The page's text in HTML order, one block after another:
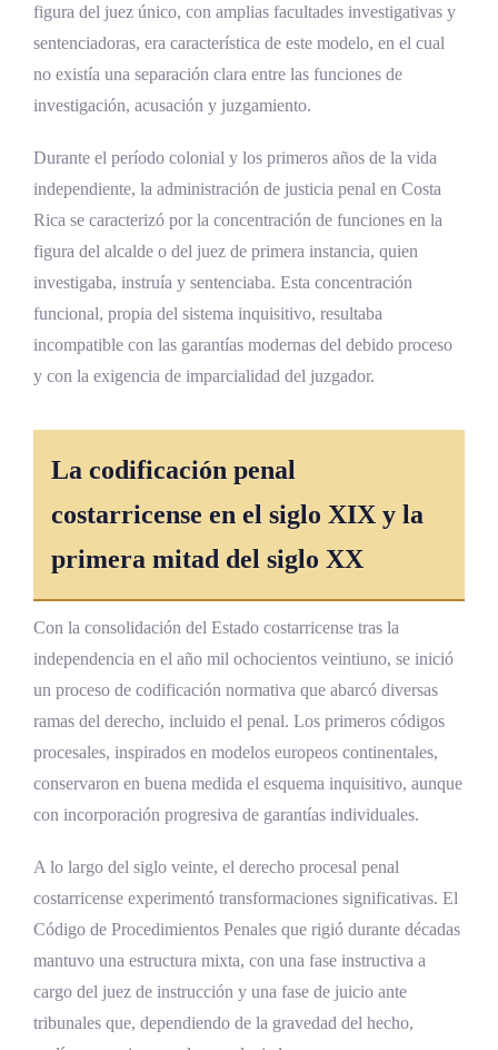
figura del juez único, con amplias facultades investigativas y
sentenciadoras, era característica de este modelo, en el cual
no existía una separación clara entre las funciones de
investigación, acusación y juzgamiento.
Durante el período colonial y los primeros años de la vida
independiente, la administración de justicia penal en Costa
Rica se caracterizó por la concentración de funciones en la
figura del alcalde o del juez de primera instancia, quien
investigaba, instruía y sentenciaba. Esta concentración
funcional, propia del sistema inquisitivo, resultaba
incompatible con las garantías modernas del debido proceso
y con la exigencia de imparcialidad del juzgador.
La codificación penal
costarricense en el siglo XIX y la
primera mitad del siglo XX
Con la consolidación del Estado costarricense tras la
independencia en el año mil ochocientos veintiuno, se inició
un proceso de codificación normativa que abarcó diversas
ramas del derecho, incluido el penal. Los primeros códigos
procesales, inspirados en modelos europeos continentales,
conservaron en buena medida el esquema inquisitivo, aunque
con incorporación progresiva de garantías individuales.
A lo largo del siglo veinte, el derecho procesal penal
costarricense experimentó transformaciones significativas. El
Código de Procedimientos Penales que rigió durante décadas
mantuvo una estructura mixta, con una fase instructiva a
cargo del juez de instrucción y una fase de juicio ante
tribunales que, dependiendo de la gravedad del hecho,